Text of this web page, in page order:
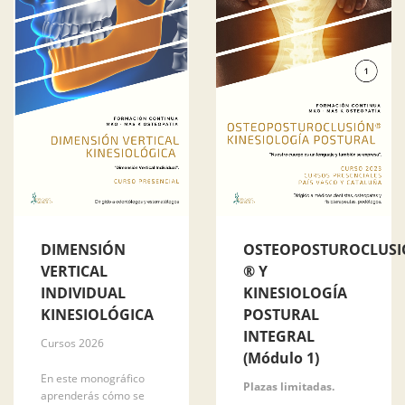
DIMENSIÓN
VERTICAL
INDIVIDUAL
KINESIOLÓGICA
Cursos 2026
En este monográfico
aprenderás cómo se
® Y
KINESIOLOGÍA
POSTURAL
INTEGRAL
(Módulo 1)
Plazas limitadas.